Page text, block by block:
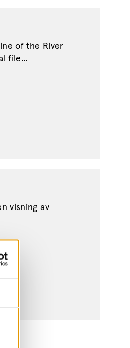
of the River
file...
visning av